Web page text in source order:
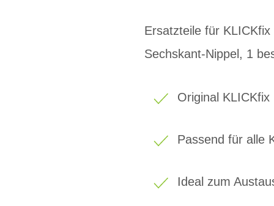
Ersatzteile für
Sechskant-Nippel, 1
Original
Passend für alle
Ideal zum